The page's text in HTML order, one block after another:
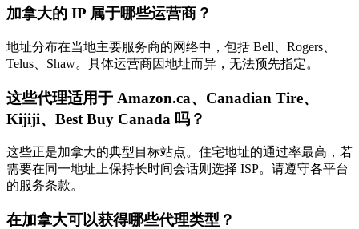
加拿大的 IP 属于哪些运营商？
地址分布在当地主要服务商的网络中，包括 Bell、Rogers、
Telus、Shaw。具体运营商因地址而异，无法预先指定。
这些代理适用于 Amazon.ca、Canadian Tire、
Kijiji、Best Buy Canada 吗？
这些正是加拿大的典型目标站点。住宅地址的通过率最高，若
需要在同一地址上保持长时间会话则选择 ISP。请遵守各平台
的服务条款。
在加拿大可以获得哪些代理类型？